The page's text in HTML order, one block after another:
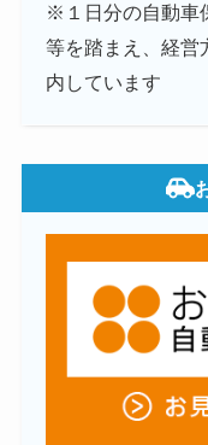
※１日分の自動車
等を踏まえ、経営
内しています